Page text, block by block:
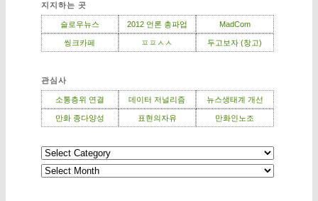
지지하는 곳
슬로우뉴스 2012 언론 총파업 MadCom
씽크카페 ㅍㅍㅅㅅ 두고보자 (창고)
관심사
소통층위 연결 데이터 저널리즘 뉴스생태계 개선
만화 종다양성 표현의자유 만화인노조